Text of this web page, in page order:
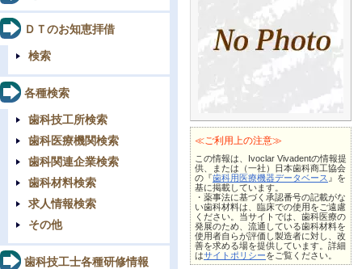
≪ご利用上の注意≫
この情報は、Ivoclar Vivadentの情報提
供、または（一社）日本歯科商工協会
の『歯科用医療機器データベース 』を
基に掲載しています。
・薬事法に基づく承認番号の記載がな
い歯科材料は、臨床での使用をご遠慮
ください。当サイトでは、歯科医療の
発展のため、流通している歯科材料を
使用者自らが評価し製造者に対し、改
善を求める場を提供しています。詳細
はサイトポリシーをご覧ください。
ＤＴのお知恵拝借
検索
各種検索
歯科技工所検索
歯科医療機関検索
歯科関連企業検索
歯科材料検索
求人情報検索
その他
歯科技工士各種研修情報